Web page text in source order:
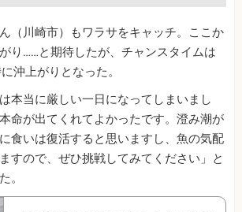
（川崎市）もワラサをキャッチ。ここか
り……と期待したが、チャンスタイムは
沖上がりとなった。
本当に厳しい一日になってしまいまし
命が出てくれてよかったです。澄み潮が
食いは復活すると思いますし、魚の気配
すので、ぜひ挑戦してみてください」と
。